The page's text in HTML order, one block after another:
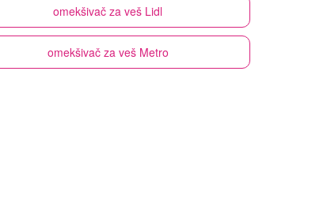
omekšivač za veš Lidl
omekšivač za veš Metro